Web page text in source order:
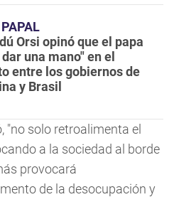
Orsi opinó que el papa
una mano" en el
entre los gobiernos de
y Brasil
"no solo retroalimenta el
a la sociedad al borde
provocará
de la desocupación y